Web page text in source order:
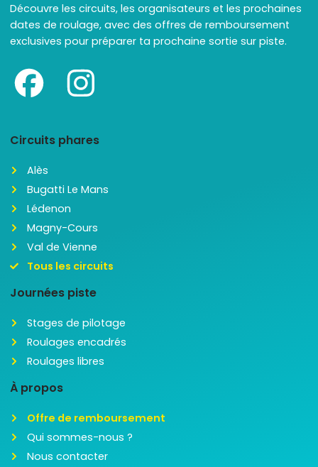
Découvre les circuits, les organisateurs et les prochaines
dates de roulage, avec des offres de remboursement
exclusives pour préparer ta prochaine sortie sur piste.
Circuits phares
Alès
Bugatti Le Mans
Lédenon
Magny-Cours
Val de Vienne
Tous les circuits
Journées piste
Stages de pilotage
Roulages encadrés
Roulages libres
À propos
Offre de remboursement
Qui sommes-nous ?
Nous contacter